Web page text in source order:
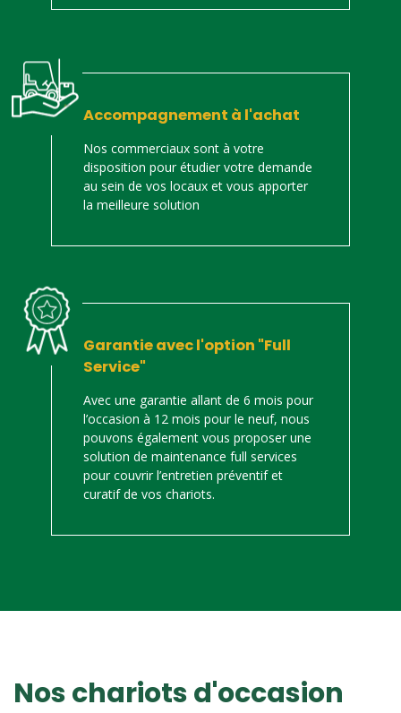
Accompagnement à l'achat
Nos commerciaux sont à votre
disposition pour étudier votre demande
au sein de vos locaux et vous apporter
la meilleure solution
Garantie avec l'option "Full
Service"
Avec une garantie allant de 6 mois pour
l’occasion à 12 mois pour le neuf, nous
pouvons également vous proposer une
solution de maintenance full services
pour couvrir l’entretien préventif et
curatif de vos chariots.
Nos chariots d'occasion